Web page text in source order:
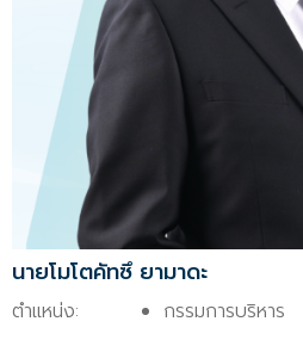
นายโมโตคัทซึ ยามาดะ
ตำแหน่ง:
กรรมการบริหาร